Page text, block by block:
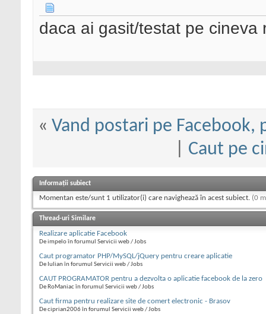
daca ai gasit/testat pe cineva
« Vand postari pe Facebook,
Caut pe
Informații subiect
Momentan este/sunt 1 utilizator(i) care navighează în acest subiect. (0
Thread-uri Similare
Realizare aplicatie Facebook
De impelo în forumul Servicii web / Jobs
Caut programator PHP/MySQL/jQuery pentru creare aplicatie
De Iulian în forumul Servicii web / Jobs
CAUT PROGRAMATOR pentru a dezvolta o aplicatie facebook de la zero
De RoManiac în forumul Servicii web / Jobs
Caut firma pentru realizare site de comert electronic - Brasov
De ciprian2006 în forumul Servicii web / Jobs